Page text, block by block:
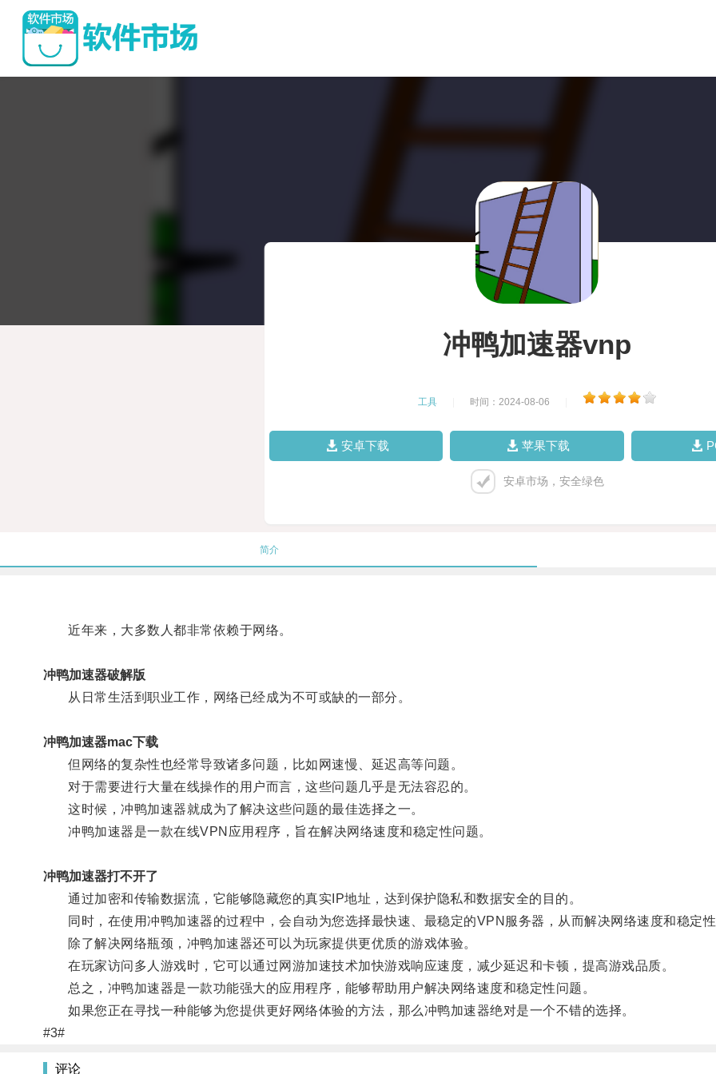
冲鸭加速器vnp
工具 时间：2024-08-06
安卓下载 苹果下载
安卓市场，安全绿色
简介
近年来，大多数人都非常依赖于网络。
冲鸭加速器破解版
从日常生活到职业工作，网络已经成为不可或缺的一部分。
冲鸭加速器mac下载
但网络的复杂性也经常导致诸多问题，比如网速慢、延迟高等问题。
对于需要进行大量在线操作的用户而言，这些问题几乎是无法容忍的。
这时候，冲鸭加速器就成为了解决这些问题的最佳选择之一。
冲鸭加速器是一款在线VPN应用程序，旨在解决网络速度和稳定性问题。
冲鸭加速器打不开了
通过加密和传输数据流，它能够隐藏您的真实IP地址，达到保护隐私和数据安全的目的。
同时，在使用冲鸭加速器的过程中，会自动为您选择最快速、最稳定的VPN服务器，从而解决网络速度和稳定性
除了解决网络瓶颈，冲鸭加速器还可以为玩家提供更优质的游戏体验。
在玩家访问多人游戏时，它可以通过网游加速技术加快游戏响应速度，减少延迟和卡顿，提高游戏品质。
总之，冲鸭加速器是一款功能强大的应用程序，能够帮助用户解决网络速度和稳定性问题。
如果您正在寻找一种能够为您提供更好网络体验的方法，那么冲鸭加速器绝对是一个不错的选择。
#3#
评论